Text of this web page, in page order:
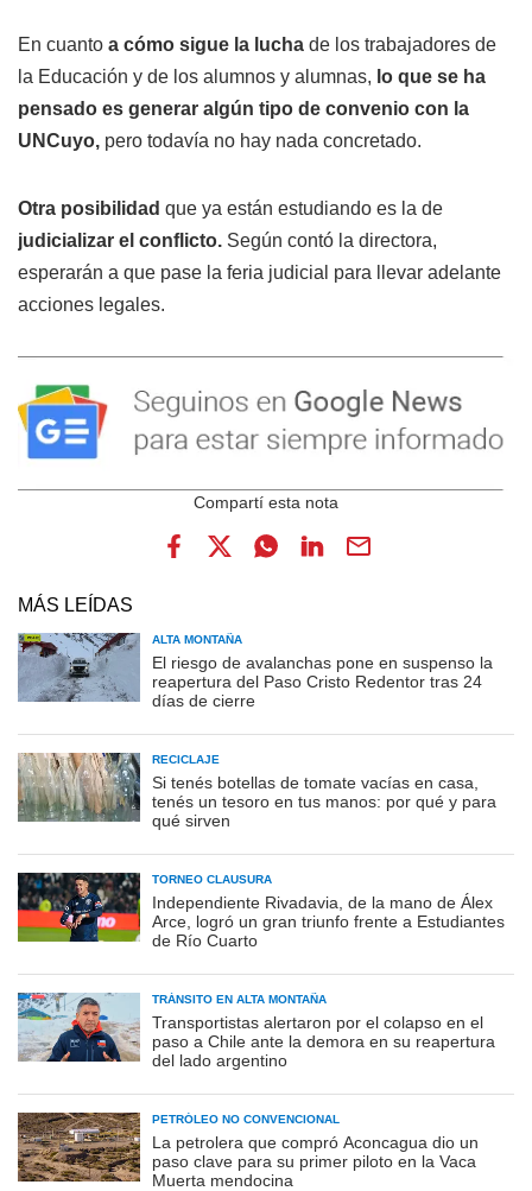
En cuanto a cómo sigue la lucha de los trabajadores de
la Educación y de los alumnos y alumnas, lo que se ha
pensado es generar algún tipo de convenio con la
UNCuyo, pero todavía no hay nada concretado.
Otra posibilidad que ya están estudiando es la de
judicializar el conflicto. Según contó la directora,
esperarán a que pase la feria judicial para llevar adelante
acciones legales.
MÁS LEÍDAS
ALTA MONTAÑA
El riesgo de avalanchas pone en suspenso la
reapertura del Paso Cristo Redentor tras 24
días de cierre
RECICLAJE
Si tenés botellas de tomate vacías en casa,
tenés un tesoro en tus manos: por qué y para
qué sirven
TORNEO CLAUSURA
Independiente Rivadavia, de la mano de Álex
Arce, logró un gran triunfo frente a Estudiantes
de Río Cuarto
TRÁNSITO EN ALTA MONTAÑA
Transportistas alertaron por el colapso en el
paso a Chile ante la demora en su reapertura
del lado argentino
PETRÓLEO NO CONVENCIONAL
La petrolera que compró Aconcagua dio un
paso clave para su primer piloto en la Vaca
Muerta mendocina